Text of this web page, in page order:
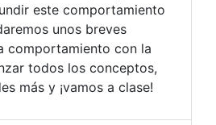
este comportamiento
unos breves
comportamiento con la
todos los conceptos,
más y ¡vamos a clase!